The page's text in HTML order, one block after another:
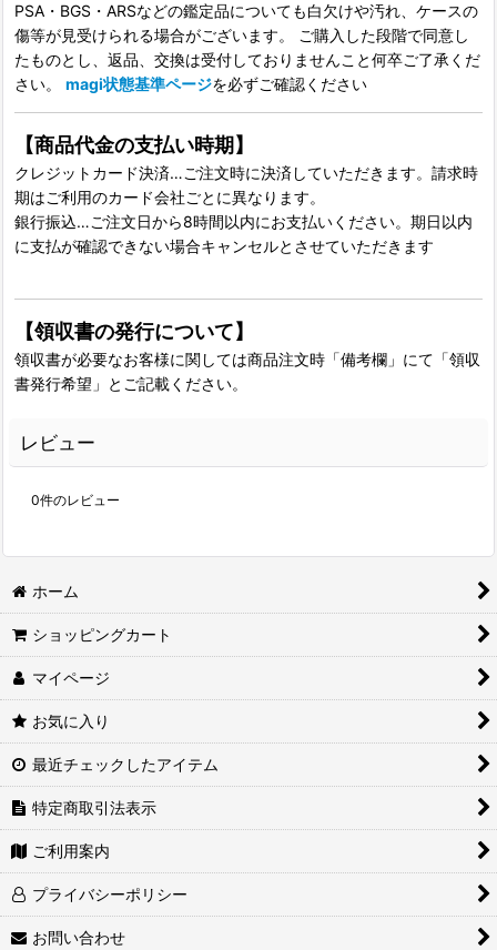
PSA・BGS・ARSなどの鑑定品についても白欠けや汚れ、ケースの
傷等が見受けられる場合がございます。 ご購入した段階で同意し
たものとし、返品、交換は受付しておりませんこと何卒ご了承くだ
さい。 magi状態基準ページを必ずご確認ください
【商品代金の支払い時期】
クレジットカード決済…ご注文時に決済していただきます。請求時
期はご利用のカード会社ごとに異なります。
銀行振込…ご注文日から8時間以内にお支払いください。期日以内
に支払が確認できない場合キャンセルとさせていただきます
【領収書の発行について】
領収書が必要なお客様に関しては商品注文時「備考欄」にて「領収
書発行希望」とご記載ください。
レビュー
0件のレビュー
ホーム
ショッピングカート
マイページ
お気に入り
最近チェックしたアイテム
特定商取引法表示
ご利用案内
プライバシーポリシー
お問い合わせ